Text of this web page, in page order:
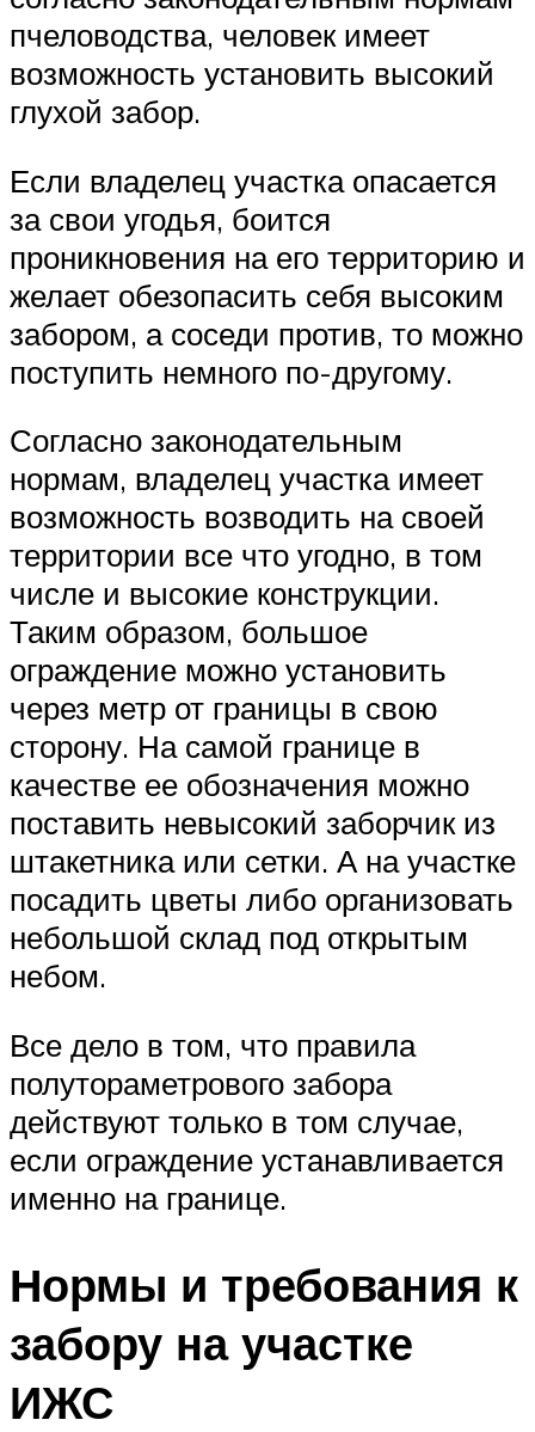
пчеловодства, человек имеет
возможность установить высокий
глухой забор.
Если владелец участка опасается
за свои угодья, боится
проникновения на его территорию и
желает обезопасить себя высоким
забором, а соседи против, то можно
поступить немного по-другому.
Согласно законодательным
нормам, владелец участка имеет
возможность возводить на своей
территории все что угодно, в том
числе и высокие конструкции.
Таким образом, большое
ограждение можно установить
через метр от границы в свою
сторону. На самой границе в
качестве ее обозначения можно
поставить невысокий заборчик из
штакетника или сетки. А на участке
посадить цветы либо организовать
небольшой склад под открытым
небом.
Все дело в том, что правила
полутораметрового забора
действуют только в том случае,
если ограждение устанавливается
именно на границе.
Нормы и требования к
забору на участке
ИЖС